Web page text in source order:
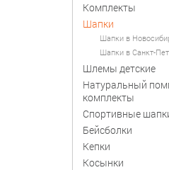
Комплекты
Шапки
Шапки в
Шапки в Санкт-
Шлемы детские
Натуральный
комплекты
Спортивные
Бейсболки
Кепки
Косынки